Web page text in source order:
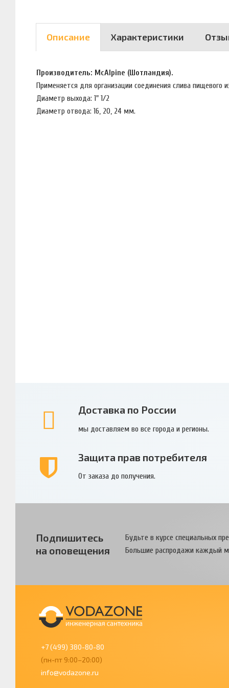
Описание Характеристики
Производитель: McAlpine (Шотландия).
Применяется для организации соединения слива пищевого
Диаметр выхода: 1" 1/2
Диаметр отвода: 16, 20, 24 мм.
Доставка по России
мы доставляем во все города и регионы.
Защита прав потребителя
От заказа до получения.
Подпишитесь
на оповещения
Будьте в курсе специальных
Большие распродажи каждый
+7 (499) 380-80-80
(пн-пт 9:00–20:00)
info@vodazone.ru